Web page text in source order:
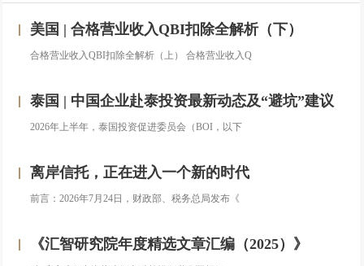
美国 | 合格营业收入QBI扣除全解析（下）
合格营业收入QBI扣除全解析（上） 合格营业收入Q
泰国 | 中国企业赴泰投资最新动态及“避坑”建议
2026年上半年，泰国投资促进委员会（BOI，以下
离岸信托，正在进入一个新的时代
前言：2026年7月24日，财政部、税务总局发布《
《汇智研究院年度精选文章汇编（2025）》